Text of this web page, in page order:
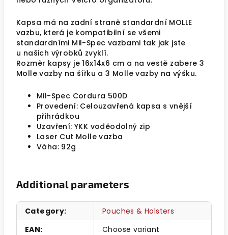
Kapsa má na zadní straně standardní MOLLE
vazbu, která je kompatibilní se všemi
standardními Mil-Spec vazbami tak jak jste
u našich výrobků zvyklí.
Rozměr kapsy je 16x14x6 cm a na vestě zabere 3
Molle vazby na šířku a 3 Molle vazby na výšku.
Mil-Spec Cordura 500D
Provedení: Celouzavřená kapsa s vnější
přihrádkou
Uzavření: YKK voděodolný zip
Laser Cut Molle vazba
Váha: 92g
Additional parameters
Category:
Pouches & Holsters
EAN: Choose variant